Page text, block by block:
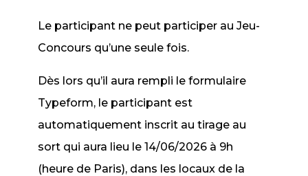
Le participant ne peut participer au Jeu-
Concours qu’une seule fois.
Dès lors qu’il aura rempli le formulaire
Typeform, le participant est
automatiquement inscrit au tirage au
sort qui aura lieu le 14/06/2026 à 9h
(heure de Paris), dans les locaux de la